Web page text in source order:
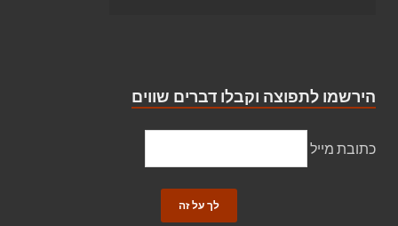
הירשמו לתפוצה וקבלו דברים שווים
כתובת מייל